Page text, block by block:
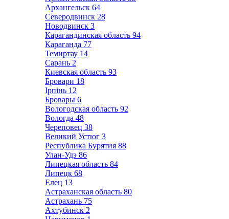
Архангельск 64
Северодвинск 28
Новодвинск 3
Карагандинская область 94
Караганда 77
Темиртау 14
Сарань 2
Киевская область 93
Бровари 18
Ірпінь 12
Бровары 6
Вологодская область 92
Вологда 48
Череповец 38
Великий Устюг 3
Республика Бурятия 88
Улан-Удэ 86
Липецкая область 84
Липецк 68
Елец 13
Астраханская область 80
Астрахань 75
Ахтубинск 2